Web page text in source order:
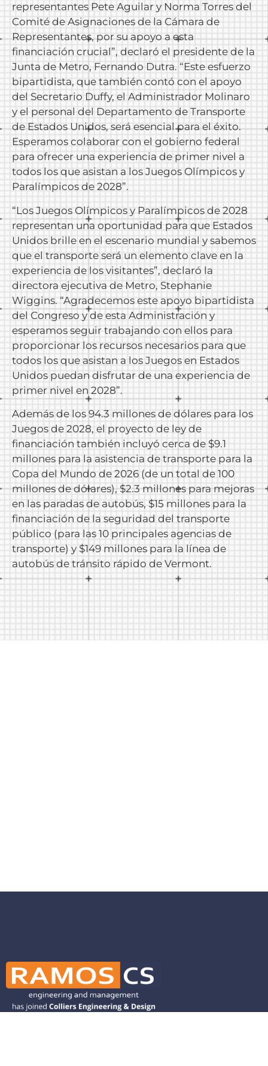
representantes Pete Aguilar y Norma Torres del
Comité de Asignaciones de la Cámara de
Representantes, por su apoyo a esta
financiación crucial”, declaró el presidente de la
Junta de Metro, Fernando Dutra. “Este esfuerzo
bipartidista, que también contó con el apoyo
del Secretario Duffy, el Administrador Molinaro
y el personal del Departamento de Transporte
de Estados Unidos, será esencial para el éxito.
Esperamos colaborar con el gobierno federal
para ofrecer una experiencia de primer nivel a
todos los que asistan a los Juegos Olímpicos y
Paralímpicos de 2028”.
“Los Juegos Olímpicos y Paralímpicos de 2028
representan una oportunidad para que Estados
Unidos brille en el escenario mundial y sabemos
que el transporte será un elemento clave en la
experiencia de los visitantes”, declaró la
directora ejecutiva de Metro, Stephanie
Wiggins. “Agradecemos este apoyo bipartidista
del Congreso y de esta Administración y
esperamos seguir trabajando con ellos para
proporcionar los recursos necesarios para que
todos los que asistan a los Juegos en Estados
Unidos puedan disfrutar de una experiencia de
primer nivel en 2028”.
Además de los 94.3 millones de dólares para los
Juegos de 2028, el proyecto de ley de
financiación también incluyó cerca de $9.1
millones para la asistencia de transporte para la
Copa del Mundo de 2026 (de un total de 100
millones de dólares), $2.3 millones para mejoras
en las paradas de autobús, $15 millones para la
financiación de la seguridad del transporte
público (para las 10 principales agencias de
transporte) y $149 millones para la línea de
autobús de tránsito rápido de Vermont.